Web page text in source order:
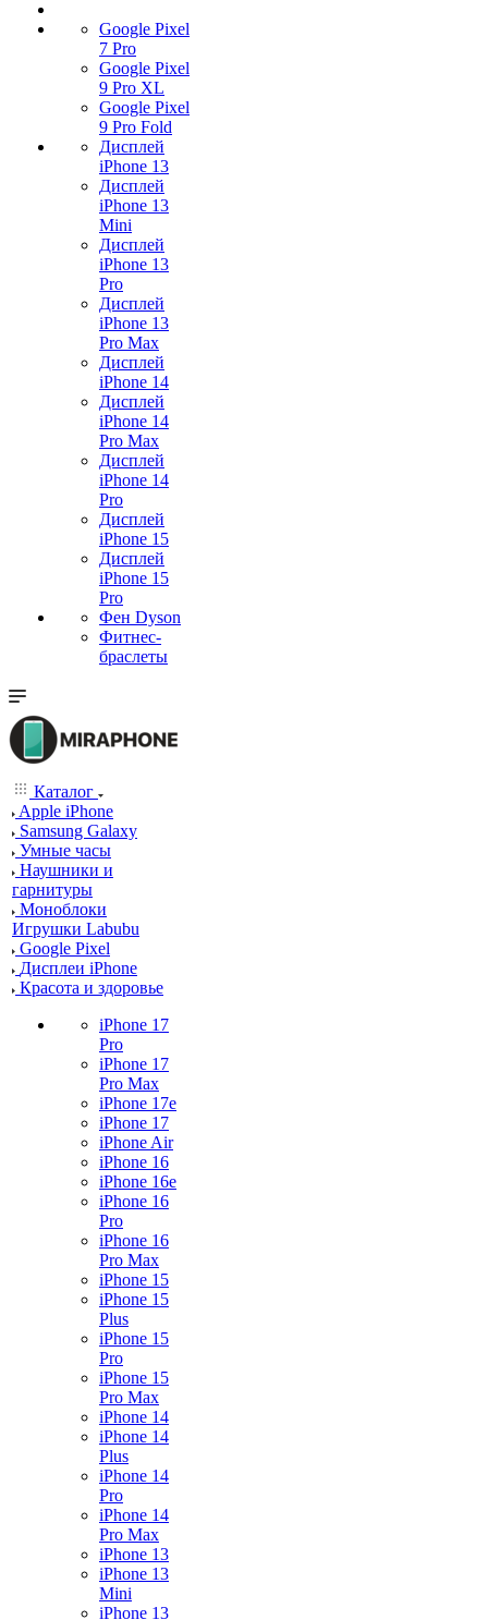
Google Pixel
7 Pro
Google Pixel
9 Pro XL
Google Pixel
9 Pro Fold
Дисплей
iPhone 13
Дисплей
iPhone 13
Mini
Дисплей
iPhone 13
Pro
Дисплей
iPhone 13
Pro Max
Дисплей
iPhone 14
Дисплей
iPhone 14
Pro Max
Дисплей
iPhone 14
Pro
Дисплей
iPhone 15
Дисплей
iPhone 15
Pro
Фен Dyson
Фитнес-
браслеты
Каталог
Apple iPhone
Samsung Galaxy
Умные часы
Наушники и
гарнитуры
Моноблоки
Игрушки Labubu
Google Pixel
Дисплеи iPhone
Красота и здоровье
iPhone 17
Pro
iPhone 17
Pro Max
iPhone 17e
iPhone 17
iPhone Air
iPhone 16
iPhone 16e
iPhone 16
Pro
iPhone 16
Pro Max
iPhone 15
iPhone 15
Plus
iPhone 15
Pro
iPhone 15
Pro Max
iPhone 14
iPhone 14
Plus
iPhone 14
Pro
iPhone 14
Pro Max
iPhone 13
iPhone 13
Mini
iPhone 13